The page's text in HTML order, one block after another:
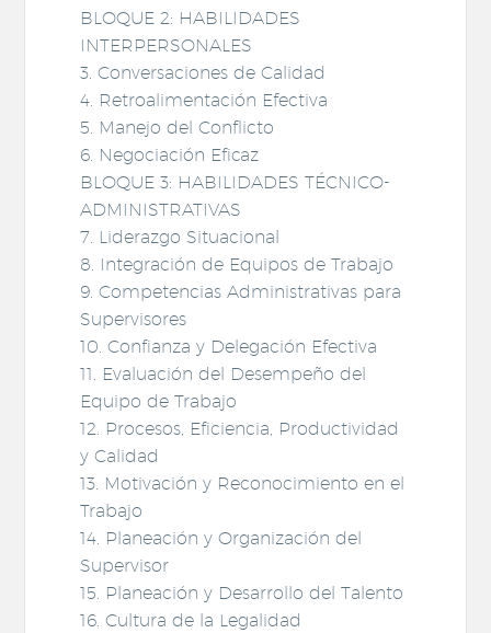
BLOQUE 2: HABILIDADES
INTERPERSONALES
3. Conversaciones de Calidad
4. Retroalimentación Efectiva
5. Manejo del Conflicto
6. Negociación Eficaz
BLOQUE 3: HABILIDADES TÉCNICO-
ADMINISTRATIVAS
7. Liderazgo Situacional
8. Integración de Equipos de Trabajo
9. Competencias Administrativas para
Supervisores
10. Confianza y Delegación Efectiva
11. Evaluación del Desempeño del
Equipo de Trabajo
12. Procesos, Eficiencia, Productividad
y Calidad
13. Motivación y Reconocimiento en el
Trabajo
14. Planeación y Organización del
Supervisor
15. Planeación y Desarrollo del Talento
16. Cultura de la Legalidad